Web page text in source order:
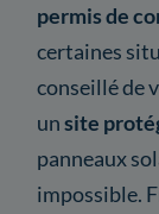
permis de
certaines
conseillé de
unsite
panneaux
impossible.